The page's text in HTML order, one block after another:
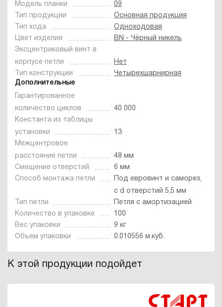
Модель планки
09
Тип продукции
Основная продукция
Тип хода
Одноходовая
Цвет изделия
BN - Чёрный никель
Эксцентриковый винт в
корпусе петли
Нет
Тип конструкции
Четырехшарнирная
Дополнительные
Гарантированное
количество циклов
40 000
Константа из таблицы
установки
13
Межцентровое
расстояние петли
48 мм
Смещение отверстий
6 мм
Способ монтажа петли
Под евровинт и саморез,
с d отверстий 5,5 мм
Тип петли
Петля с амортизацией
Количество в упаковке
100
Вес упаковки
9 кг
Объем упаковки
0.010556 м.куб.
К этой продукции подойдет